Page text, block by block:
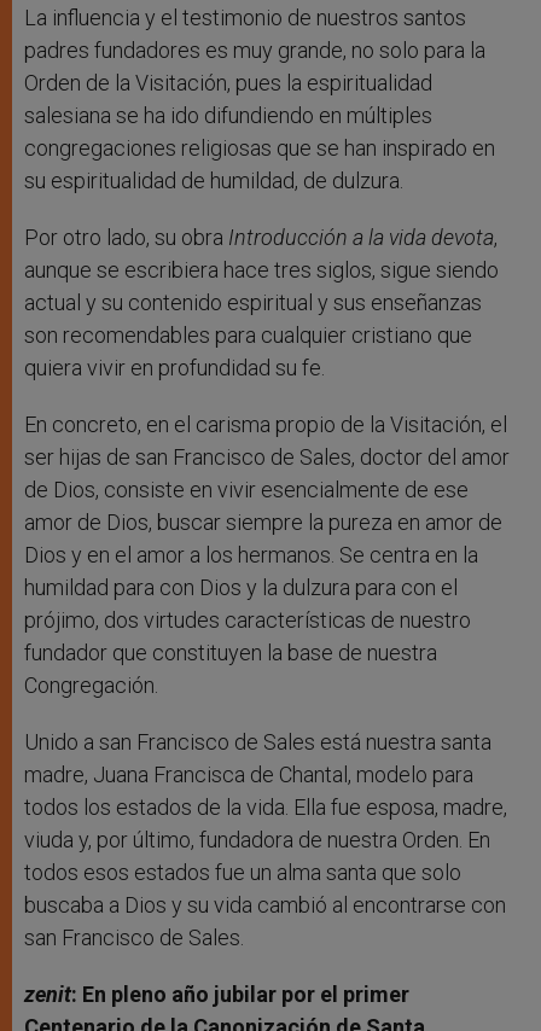
La influencia y el testimonio de nuestros santos
padres fundadores es muy grande, no solo para la
Orden de la Visitación, pues la espiritualidad
salesiana se ha ido difundiendo en múltiples
congregaciones religiosas que se han inspirado en
su espiritualidad de humildad, de dulzura.
Por otro lado, su obra Introducción a la vida devota,
aunque se escribiera hace tres siglos, sigue siendo
actual y su contenido espiritual y sus enseñanzas
son recomendables para cualquier cristiano que
quiera vivir en profundidad su fe.
En concreto, en el carisma propio de la Visitación, el
ser hijas de san Francisco de Sales, doctor del amor
de Dios, consiste en vivir esencialmente de ese
amor de Dios, buscar siempre la pureza en amor de
Dios y en el amor a los hermanos. Se centra en la
humildad para con Dios y la dulzura para con el
prójimo, dos virtudes características de nuestro
fundador que constituyen la base de nuestra
Congregación.
Unido a san Francisco de Sales está nuestra santa
madre, Juana Francisca de Chantal, modelo para
todos los estados de la vida. Ella fue esposa, madre,
viuda y, por último, fundadora de nuestra Orden. En
todos esos estados fue un alma santa que solo
buscaba a Dios y su vida cambió al encontrarse con
san Francisco de Sales.
zenit: En pleno año jubilar por el primer